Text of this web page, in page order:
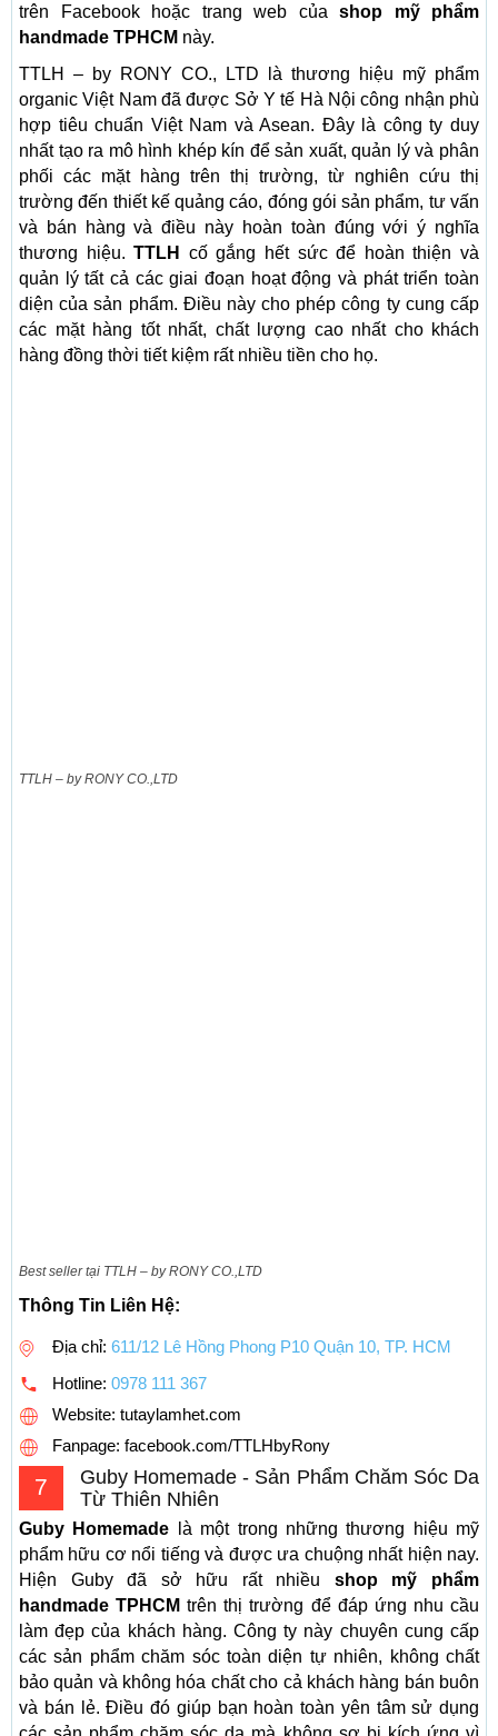
trên Facebook hoặc trang web của shop mỹ phẩm
handmade TPHCM này.
TTLH – by RONY CO., LTD là thương hiệu mỹ phẩm
organic Việt Nam đã được Sở Y tế Hà Nội công nhận phù
hợp tiêu chuẩn Việt Nam và Asean. Đây là công ty duy
nhất tạo ra mô hình khép kín để sản xuất, quản lý và phân
phối các mặt hàng trên thị trường, từ nghiên cứu thị
trường đến thiết kế quảng cáo, đóng gói sản phẩm, tư vấn
và bán hàng và điều này hoàn toàn đúng với ý nghĩa
thương hiệu.TTLH
cố gắng hết sức để hoàn thiện và
quản lý tất cả các giai đoạn hoạt động và phát triển toàn
diện của sản phẩm. Điều này cho phép công ty cung cấp
các mặt hàng tốt nhất, chất lượng cao nhất cho khách
hàng đồng thời tiết kiệm rất nhiều tiền cho họ.
TTLH – by RONY CO.,LTD
Best seller tại TTLH – by RONY CO.,LTD
Thông Tin Liên Hệ:
Địa chỉ: 611/12 Lê Hồng Phong P10 Quận 10, TP. HCM
Hotline: 0978 111 367
Website: tutaylamhet.com
Fanpage: facebook.com/TTLHbyRony
7
Guby Homemade - Sản Phẩm Chăm Sóc Da
Từ Thiên Nhiên
Guby Homemade là một trong những thương hiệu mỹ
phẩm hữu cơ nổi tiếng và được ưa chuộng nhất hiện nay.
Hiện Guby đã sở hữu rất nhiều shop mỹ phẩm
handmade TPHCM trên thị trường để đáp ứng nhu cầu
làm đẹp của khách hàng. Công ty này chuyên cung cấp
các sản phẩm chăm sóc toàn diện tự nhiên, không chất
bảo quản và không hóa chất cho cả khách hàng bán buôn
và bán lẻ. Điều đó giúp bạn hoàn toàn yên tâm sử dụng